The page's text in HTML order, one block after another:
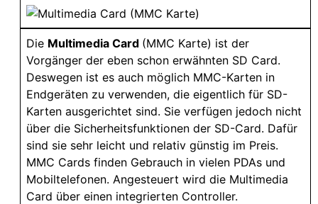
Die Multimedia Card (MMC Karte) ist der
Vorgänger der eben schon erwähnten SD Card.
Deswegen ist es auch möglich MMC-Karten in
Endgeräten zu verwenden, die eigentlich für SD-
Karten ausgerichtet sind. Sie verfügen jedoch nicht
über die Sicherheitsfunktionen der SD-Card. Dafür
sind sie sehr leicht und relativ günstig im Preis.
MMC Cards finden Gebrauch in vielen PDAs und
Mobiltelefonen. Angesteuert wird die Multimedia
Card über einen integrierten Controller.